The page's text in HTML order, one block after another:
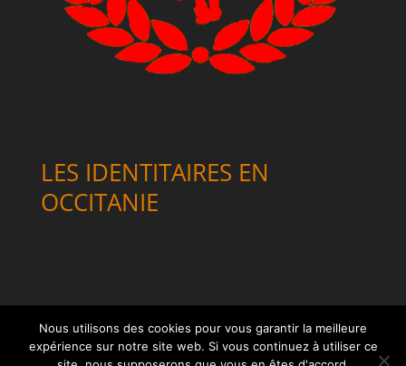
LES IDENTITAIRES EN
OCCITANIE
Nous utilisons des cookies pour vous garantir la meilleure
expérience sur notre site web. Si vous continuez à utiliser ce